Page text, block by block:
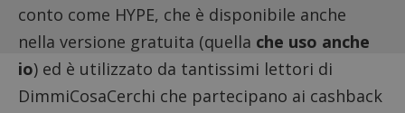
conto come HYPE, che è disponibile anche
nella versione gratuita (quella che uso anche
io) ed è utilizzato da tantissimi lettori di
DimmiCosaCerchi che partecipano ai cashback